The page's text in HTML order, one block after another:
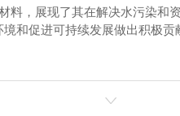
料，展现了其在解决水污染和
和促进可持续发展做出积极贡